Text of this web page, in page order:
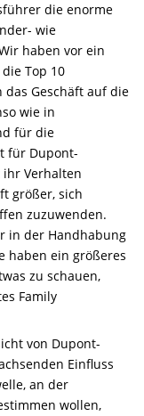
die enorme
wie
haben vor ein
Top 10
Geschäft auf die
wie in
für die
für Dupont-
ihr Verhalten
größer, sich
zuzuwenden.
in der Handhabung
haben ein größeres
zu schauen,
Family
von Dupont-
Einfluss
an der
wollen,